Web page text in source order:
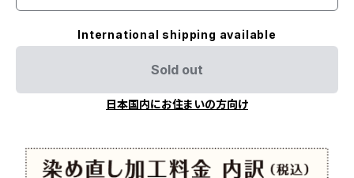
International shipping available
Sold out
日本国内にお住まいの方向け